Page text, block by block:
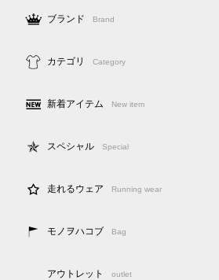
ブランド Brand
カテゴリ Category
新着アイテム New item
スペシャル Special
走れるウェア Running wear
モノヲハコブ Bag
アウトレット outlet